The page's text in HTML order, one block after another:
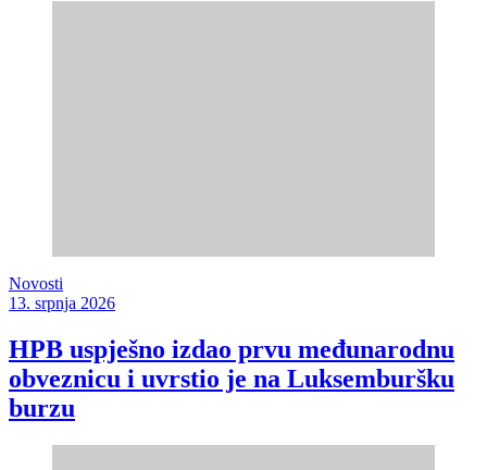
Novosti
13. srpnja 2026
HPB uspješno izdao prvu međunarodnu
obveznicu i uvrstio je na Luksemburšku
burzu